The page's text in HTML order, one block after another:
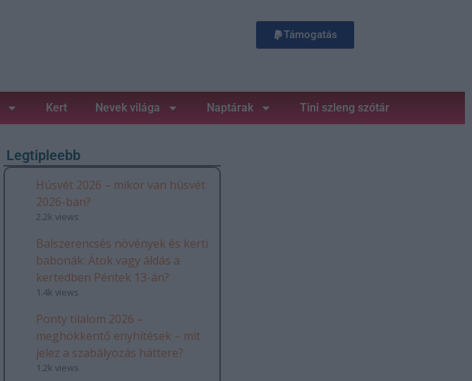
Támogatás
Kert Nevek világa Naptárak Tini szleng szótár
Legtipleebb
Húsvét 2026 – mikor van húsvét
2026-ban?
2.2k views
Balszerencsés növények és kerti
babonák: Átok vagy áldás a
kertedben Péntek 13-án?
1.4k views
Ponty tilalom 2026 –
meghökkentő enyhítések – mit
jelez a szabályozás háttere?
1.2k views